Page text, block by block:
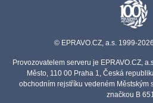
© EPRAVO.CZ, a.s. 1999-
Provozovatelem serveru je EPRAVO.CZ,
Město, 110 00 Praha 1, Česká
obchodním rejstříku vedeném Městským
značkou B